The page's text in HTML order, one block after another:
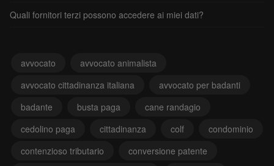
Quali fornitori terzi possono accedere ai miei dati?
avvocato
avvocato animalista
avvocato cittadinanza italiana
avvocato per badanti
badante
busta paga
cane randagio
cedolino paga
cittadinanza colf
condominio
contenzioso tributario
conversione patente